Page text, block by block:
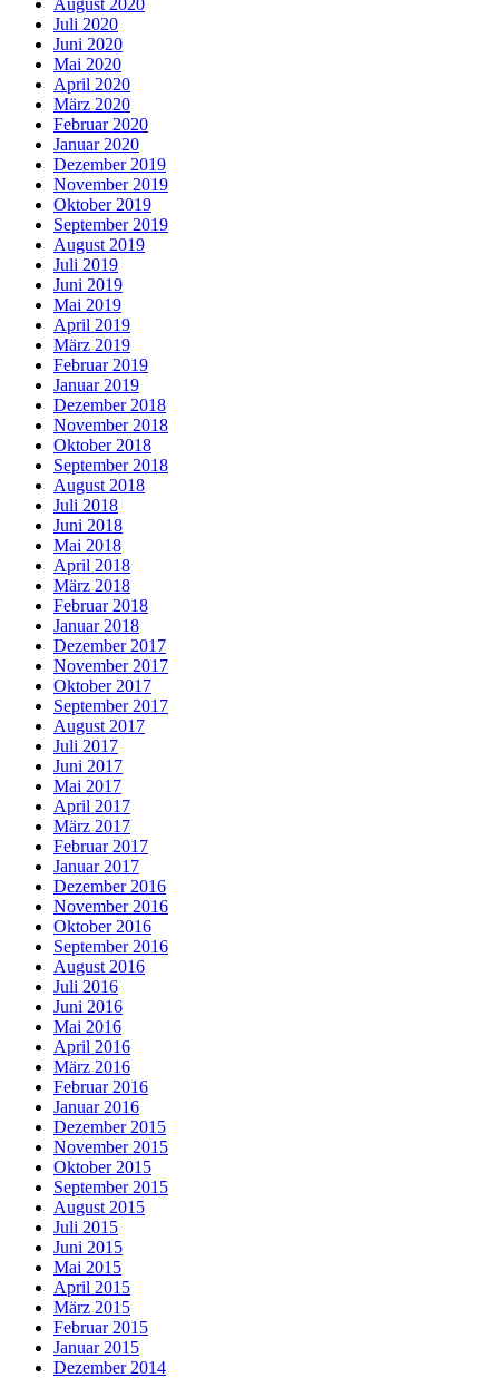
August 2020
Juli 2020
Juni 2020
Mai 2020
April 2020
März 2020
Februar 2020
Januar 2020
Dezember 2019
November 2019
Oktober 2019
September 2019
August 2019
Juli 2019
Juni 2019
Mai 2019
April 2019
März 2019
Februar 2019
Januar 2019
Dezember 2018
November 2018
Oktober 2018
September 2018
August 2018
Juli 2018
Juni 2018
Mai 2018
April 2018
März 2018
Februar 2018
Januar 2018
Dezember 2017
November 2017
Oktober 2017
September 2017
August 2017
Juli 2017
Juni 2017
Mai 2017
April 2017
März 2017
Februar 2017
Januar 2017
Dezember 2016
November 2016
Oktober 2016
September 2016
August 2016
Juli 2016
Juni 2016
Mai 2016
April 2016
März 2016
Februar 2016
Januar 2016
Dezember 2015
November 2015
Oktober 2015
September 2015
August 2015
Juli 2015
Juni 2015
Mai 2015
April 2015
März 2015
Februar 2015
Januar 2015
Dezember 2014